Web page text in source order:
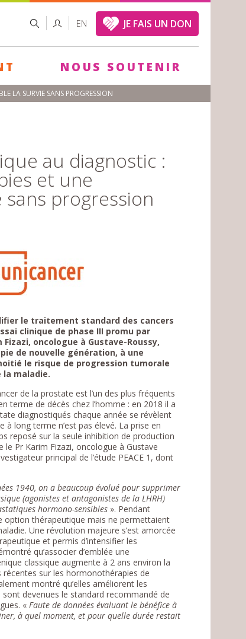
FORMULAIRE
DE
RECHERCHER EN JE FAIS UN DON
NOUS SOUTENIR
LA SURVIE SANS PROGRESSION
au diagnostic :
et une
progression
le traitement standard des cancers
clinique de phase III promu par
Fizazi, oncologue à Gustave-Roussy,
de nouvelle génération, à une
le risque de progression tumorale
maladie.
de la prostate est l’un des plus fréquents
terme de décès chez l’homme : en 2018 il a
diagnostiqués chaque année se révèlent
long terme n’est pas élevé. La prise en
reposé sur la seule inhibition de production
Pr Karim Fizazi, oncologue à Gustave
principal de l’étude PEACE 1, dont
1940, on a beaucoup évolué pour supprimer
(agonistes et antagonistes de la LHRH)
hormono-sensibles ». Pendant
option thérapeutique mais ne permettaient
Une révolution majeure s’est amorcée
et permis d’intensifier les
qu’associer d’emblée une
classique augmente à 2 ans environ la
sur les hormonothérapies de
montré qu’elles améliorent les
devenues le standard recommandé de
« Faute de données évaluant le bénéfice à
à quel moment, et pour quelle durée restait